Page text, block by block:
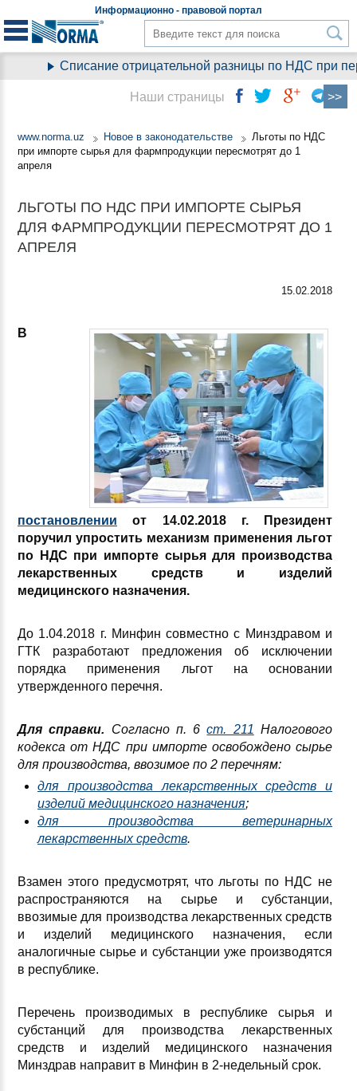
Информационно - правовой портал
Списание отрицательной разницы по НДС при
www.norma.uz Новое в законодательстве
Льготы по НДС
при импорте сырья для фармпродукции пересмотрят до 1
апреля
ЛЬГОТЫ ПО НДС ПРИ ИМПОРТЕ СЫРЬЯ
ДЛЯ ФАРМПРОДУКЦИИ ПЕРЕСМОТРЯТ ДО 1
АПРЕЛЯ
15.02.2018
В
постановлении от 14.02.2018 г. Президент
поручил упростить механизм применения льгот
по НДС при импорте сырья для производства
лекарственных средств и изделий
медицинского назначения.
До 1.04.2018 г. Минфин совместно с Минздравом и
ГТК разработают предложения об исключении
порядка применения льгот на основании
утвержденного перечня.
Для справки. Согласно п. 6ст. 211 Налогового
кодекса от НДС при импорте освобождено сырье
для производства, ввозимое по 2 перечням:
для производства лекарственных средств и
изделий медицинского назначения;
для производства ветеринарных
лекарственных средств.
Взамен этого предусмотрят, что льготы по НДС не
распространяются на сырье и субстанции,
ввозимые для производства лекарственных средств
и изделий медицинского назначения, если
аналогичные сырье и субстанции уже производятся
в республике.
Перечень производимых в республике сырья и
субстанций для производства лекарственных
средств и изделий медицинского назначения
Минздрав направит в Минфин в 2-недельный срок.
Наши страницы